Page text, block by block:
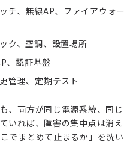
チ、無線AP、ファイアウォー
ク、空調、設置場所
、認証基盤
管理、定期テスト
、両方が同じ電源系統、同じ
いれば、障害の集中点は消え
でまとめて止まるか」を洗い